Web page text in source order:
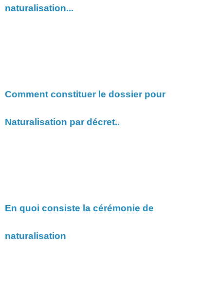
naturalisation...
Comment constituer le dossier pour
Naturalisation par décret..
En quoi consiste la cérémonie de
naturalisation